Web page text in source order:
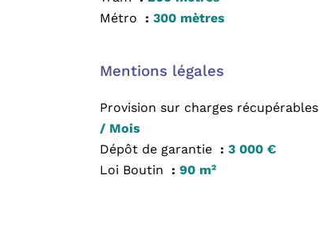
Métro
300 mètres
Mentions légales
Provision sur charges récupérables
/ Mois
Dépôt de garantie
3 000 €
Loi Boutin
90 m²